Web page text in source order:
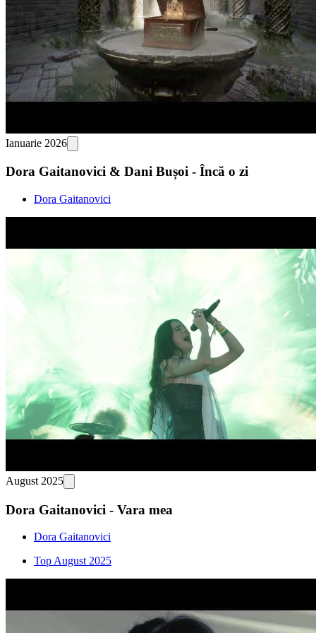
Ianuarie 2026
Dora Gaitanovici & Dani Bușoi - Încă o zi
Dora Gaitanovici
August 2025
Dora Gaitanovici - Vara mea
Dora Gaitanovici
Top August 2025